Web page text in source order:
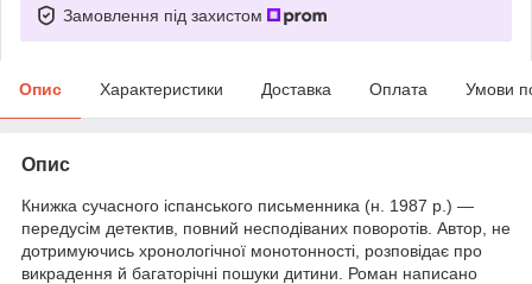
Замовлення під захистом
Опис Характеристики Доставка Оплата Умови
Опис
Книжка сучасного іспанського письменника (н. 1987 р.) —
передусім детектив, повний несподіваних поворотів. Автор, не
дотримуючись хронологічної монотонності, розповідає про
викрадення й багаторічні пошуки дитини. Роман написано